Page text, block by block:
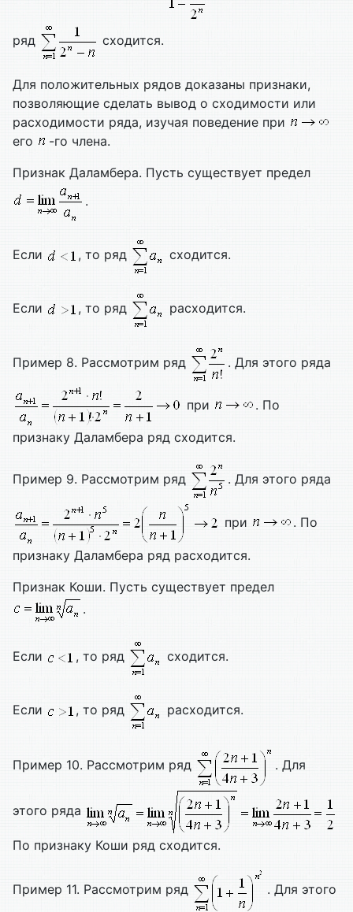
ряд сходится.
Для положительных рядов доказаны признаки,
позволяющие сделать вывод о сходимости или
расходимости ряда, изучая поведение при
его
-го члена.
Признак Даламбера. Пусть существует предел
.
Если , то ряд сходится.
Если , то ряд расходится.
Пример 8. Рассмотрим ряд . Для этого ряда
при . По
признаку Даламбера ряд сходится.
Пример 9. Рассмотрим ряд . Для этого ряда
при . По
признаку Даламбера ряд расходится.
Признак Коши. Пусть существует предел
.
Если , то ряд сходится.
Если , то ряд расходится.
Пример 10. Рассмотрим ряд . Для
этого ряда
По признаку Коши ряд сходится.
Пример 11. Рассмотрим ряд . Для этого